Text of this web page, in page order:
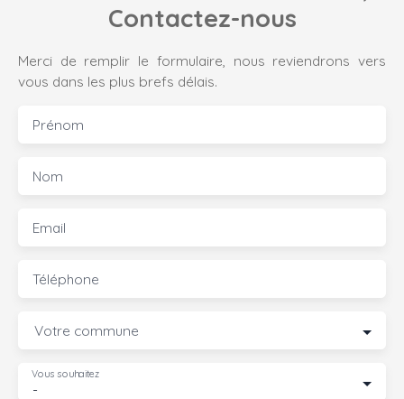
Contactez-nous
Merci de remplir le formulaire, nous reviendrons vers
vous dans les plus brefs délais.
Prénom
Nom
Email
Téléphone
Votre commune
-
Vous souhaitez